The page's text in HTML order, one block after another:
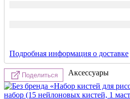
Подробная информация о доставке
Поделиться Аксессуары